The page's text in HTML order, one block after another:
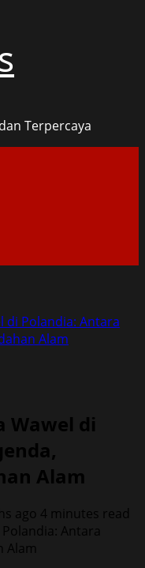
Terpercaya
di Polandia: Antara
Alam
Wawel di
Alam
ago 4 minutes read